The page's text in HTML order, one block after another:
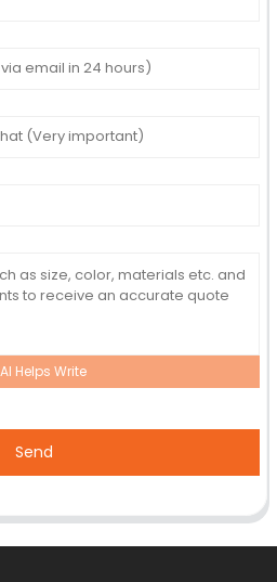
AI Helps Write
Send